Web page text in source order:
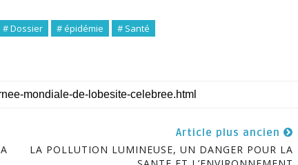
# Dossier # épidémie # Santé
Article plus ancien
LA POLLUTION LUMINEUSE, UN DANGER POUR LA